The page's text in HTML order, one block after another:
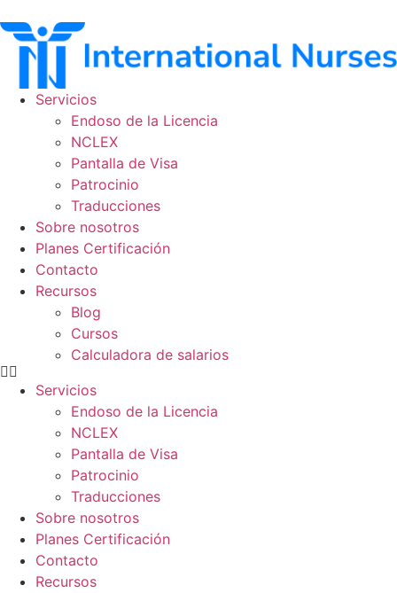
al
contenido
Servicios
Endoso de la Licencia
NCLEX
Pantalla de Visa
Patrocinio
Traducciones
Sobre nosotros
Planes Certificación
Contacto
Recursos
Blog
Cursos
Calculadora de salarios
Servicios
Endoso de la Licencia
NCLEX
Pantalla de Visa
Patrocinio
Traducciones
Sobre nosotros
Planes Certificación
Contacto
Recursos